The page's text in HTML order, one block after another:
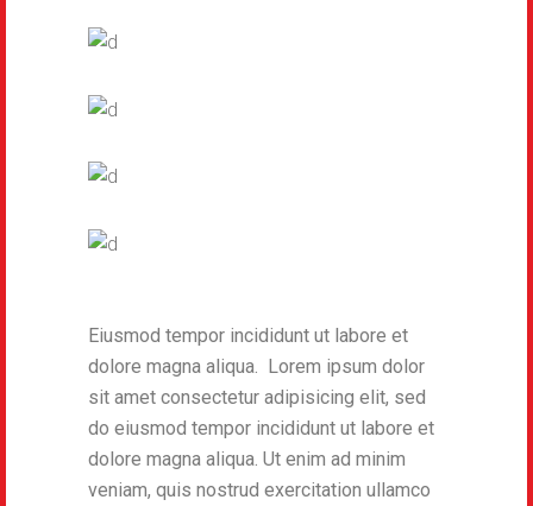
Eiusmod tempor incididunt ut labore et
dolore magna aliqua. Lorem ipsum dolor
sit amet consectetur adipisicing elit, sed
do eiusmod tempor incididunt ut labore et
dolore magna aliqua. Ut enim ad minim
veniam, quis nostrud exercitation ullamco